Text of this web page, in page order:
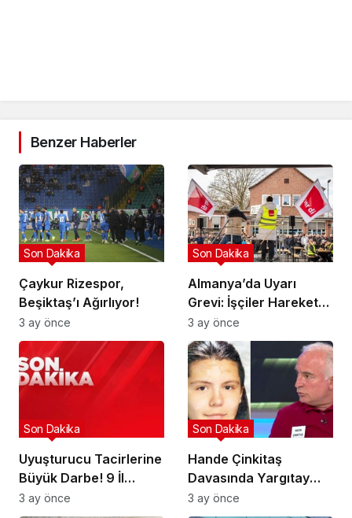
Benzer Haberler
Çaykur Rizespor,
Beşiktaş’ı Ağırlıyor!
Son Dakika
3 ay önce
Almanya’da Uyarı
Grevi: İşçiler Harekete
Geçti!
Son Dakika
3 ay önce
Uyuşturucu Tacirlerine
Büyük Darbe! 9 İl
Hedefte!
Son Dakika
3 ay önce
Hande Çinkitaş
Davasında Yargıtay
Kararı!
Son Dakika
3 ay önce